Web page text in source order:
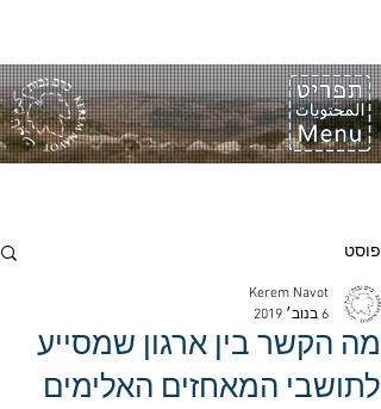
פוסט
מה הקשר בין ארגון שמסייע
לתושבי המאחזים האלימים
Kerem Navot
6 בנוב׳ 2019